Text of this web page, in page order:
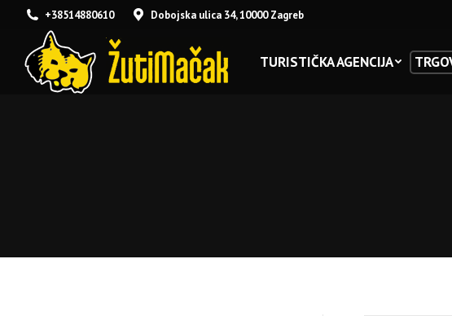
+38514880610 Dobojska ulica 34, 10000 Zagreb
TURISTIČKA AGENCIJA